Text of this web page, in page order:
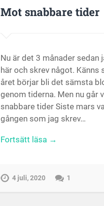
Mot snabbare tider
Nu är det 3 månader sedan
här och skrev något. Känns
året börjar bli det sämsta
genom tiderna. Men nu går
snabbare tider Siste mars
gången som jag skrev…
Fortsätt läsa →
4 juli, 2020 1